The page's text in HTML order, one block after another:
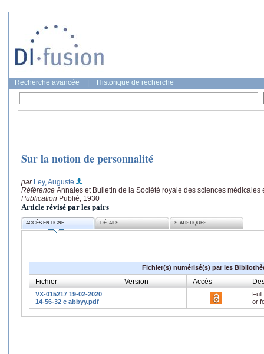
Recherche avancée Historique de recherche
Sur la notion de personnalité
par Ley, Auguste
Référence Annales et Bulletin de la Société royale des sciences
Publication Publié, 1930
Article révisé par les pairs
ACCÈS EN LIGNE DÉTAILS STATISTIQUES
Fichier(s) numérisé(s) par les
Fichier Version Accès
VX-015217 19-02-2020
14-56-32 c abbyy.pdf
or